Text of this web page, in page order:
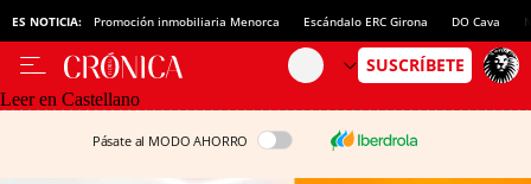
ES NOTICIA: Promoción inmobiliaria Menorca Escándalo ERC Girona DO Cava
Leer en Castellano
Pásate al MODO AHORRO